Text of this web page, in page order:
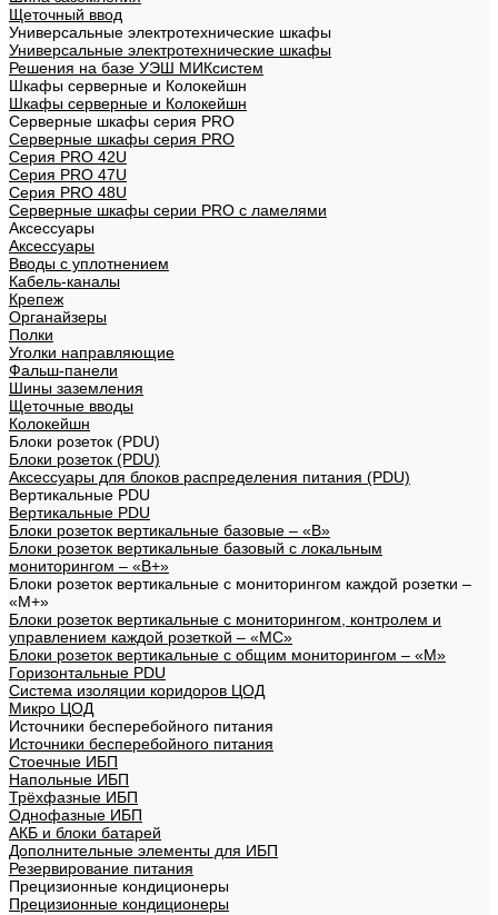
Щеточный ввод
Универсальные электротехнические шкафы
Универсальные электротехнические шкафы
Решения на базе УЭШ МИКсистем
Шкафы серверные и Колокейшн
Шкафы серверные и Колокейшн
Серверные шкафы серия PRO
Серверные шкафы серия PRO
Серия PRO 42U
Серия PRO 47U
Серия PRO 48U
Серверные шкафы серии PRO с ламелями
Аксессуары
Аксессуары
Вводы с уплотнением
Кабель-каналы
Крепеж
Органайзеры
Полки
Уголки направляющие
Фальш-панели
Шины заземления
Щеточные вводы
Колокейшн
Блоки розеток (PDU)
Блоки розеток (PDU)
Аксессуары для блоков распределения питания (PDU)
Вертикальные PDU
Вертикальные PDU
Блоки розеток вертикальные базовые – «В»
Блоки розеток вертикальные базовый с локальным
мониторингом – «В+»
Блоки розеток вертикальные с мониторингом каждой розетки –
«М+»
Блоки розеток вертикальные с мониторингом, контролем и
управлением каждой розеткой – «МС»
Блоки розеток вертикальные с общим мониторингом – «М»
Горизонтальные PDU
Система изоляции коридоров ЦОД
Микро ЦОД
Источники бесперебойного питания
Источники бесперебойного питания
Стоечные ИБП
Напольные ИБП
Трёхфазные ИБП
Однофазные ИБП
АКБ и блоки батарей
Дополнительные элементы для ИБП
Резервирование питания
Прецизионные кондиционеры
Прецизионные кондиционеры